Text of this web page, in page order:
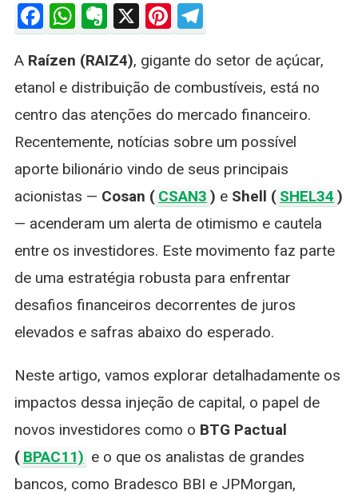
Aporte
O
Que
Da
Facebook
WhatsApp
Evernote
X Pinterest
Telegram
A Raízen (RAIZ4), gigante do setor de açúcar,
etanol e distribuição de combustíveis, está no
centro das atenções do mercado financeiro.
Recentemente, notícias sobre um possível
aporte bilionário vindo de seus principais
acionistas — Cosan ( CSAN3 ) e Shell ( SHEL34 )
— acenderam um alerta de otimismo e cautela
entre os investidores. Este movimento faz parte
de uma estratégia robusta para enfrentar
desafios financeiros decorrentes de juros
elevados e safras abaixo do esperado.
Neste artigo, vamos explorar detalhadamente os
impactos dessa injeção de capital, o papel de
novos investidores como o BTG Pactual
( BPAC11) e o que os analistas de grandes
bancos, como Bradesco BBI e JPMorgan,